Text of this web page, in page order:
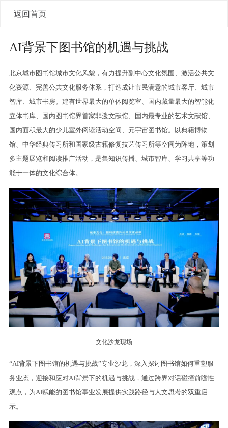
返回首页
AI背景下图书馆的机遇与挑战
北京城市图书馆城市文化风貌，有力提升副中心文化氛围、激活公共文
化资源、完善公共文化服务体系，打造成让市民满意的城市客厅、城市
智库、城市书房。建有世界最大的单体阅览室、国内藏量最大的智能化
立体书库、国内图书馆界首家非遗文献馆、国内最专业的艺术文献馆、
国内面积最大的少儿室外阅读活动空间、元宇宙图书馆。以典籍博物
馆、中华经典传习所和国家级古籍修复技艺传习所等空间为阵地，策划
多主题展览和阅读推广活动，是集知识传播、城市智库、学习共享等功
能于一体的文化综合体。
文化沙龙现场
“AI背景下图书馆的机遇与挑战”专业沙龙，深入探讨图书馆如何重塑服
务业态，迎接和应对AI背景下的机遇与挑战，通过跨界对话碰撞前瞻性
观点，为AI赋能的图书馆事业发展提供实践路径与人文思考的双重启
示。